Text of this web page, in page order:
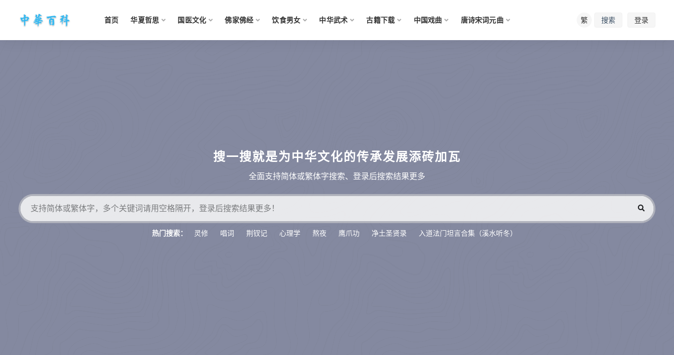
首页 华夏哲思 国医文化 佛家佛经 饮食男女 中华武术 古籍下载 中国戏曲 唐诗宋词元曲 繁 搜索 登录
搜一搜就是为中华文化的传承发展添砖加瓦
全面支持简体或繁体字搜索、登录后搜索结果更多
热门搜索： 灵修 唱词 荆钗记 心理学 熬夜 鹰爪功 净土圣贤录 入道法门坦言合集（溪水听冬）